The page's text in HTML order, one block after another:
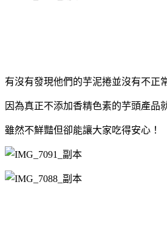
有沒有發現他們的芋泥捲並沒有不正
因為真正不添加香精色素的芋頭產品
雖然不鮮豔但卻能讓大家吃得安心！